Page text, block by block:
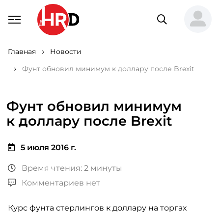
Главная
Новости
Фунт обновил минимум к доллару после Brexit
Фунт обновил минимум
к доллару после Brexit
5 июля 2016 г.
Время чтения: 2 минуты
Комментариев нет
Курс фунта стерлингов к доллару на торгах